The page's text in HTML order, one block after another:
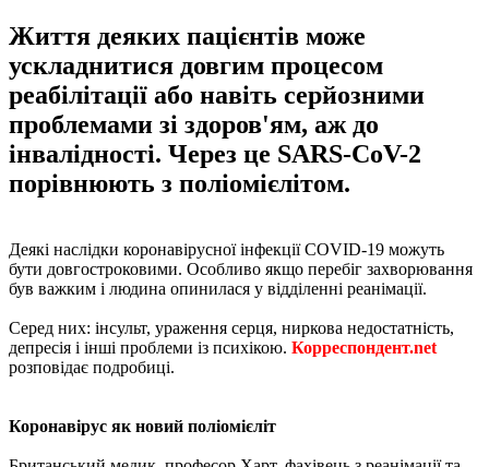
Життя деяких пацієнтів може
ускладнитися довгим процесом
реабілітації або навіть серйозними
проблемами зі здоров'ям, аж до
інвалідності. Через це SARS-CoV-2
порівнюють з поліомієлітом.
Деякі наслідки коронавірусної інфекції COVID-19 можуть
бути довгостроковими. Особливо якщо перебіг захворювання
був важким і людина опинилася у відділенні реанімації.
Серед них: інсульт, ураження серця, ниркова недостатність,
депресія і інші проблеми із психікою. Корреспондент.net
розповідає подробиці.
Коронавірус як новий поліомієліт